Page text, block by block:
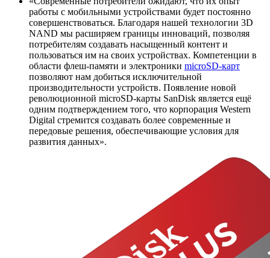
работы с мобильными устройствами будет постоянно
совершенствоваться. Благодаря нашей технологии 3D
NAND мы расширяем границы инноваций, позволяя
потребителям создавать насыщенный контент и
пользоваться им на своих устройствах. Компетенции в
области флеш-памяти и электроники microSD-карт
позволяют нам добиться исключительной
производительности устройств. Появление новой
революционной microSD-карты SanDisk является ещё
одним подтверждением того, что корпорация Western
Digital стремится создавать более современные и
передовые решения, обеспечивающие условия для
развития данных».